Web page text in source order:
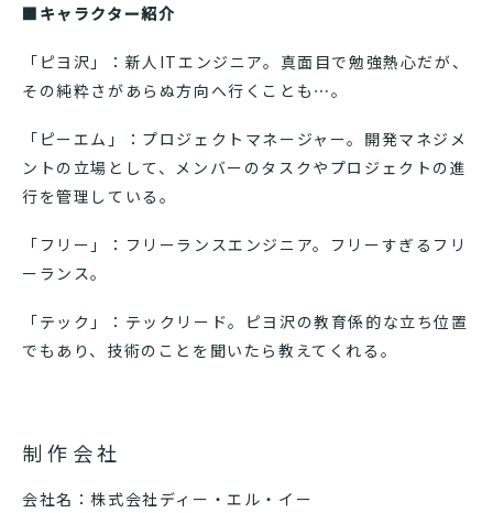
■キャラクター紹介
「ピヨ沢」：新人ITエンジニア。真面目で勉強熱心だが、
その純粋さがあらぬ方向へ行くことも⋯。
「ピーエム」：プロジェクトマネージャー。開発マネジメ
ントの立場として、メンバーのタスクやプロジェクトの進
行を管理している。
「フリー」：フリーランスエンジニア。フリーすぎるフリ
ーランス。
「テック」：テックリード。ピヨ沢の教育係的な立ち位置
でもあり、技術のことを聞いたら教えてくれる。
制作会社
会社名：株式会社ディー・エル・イー